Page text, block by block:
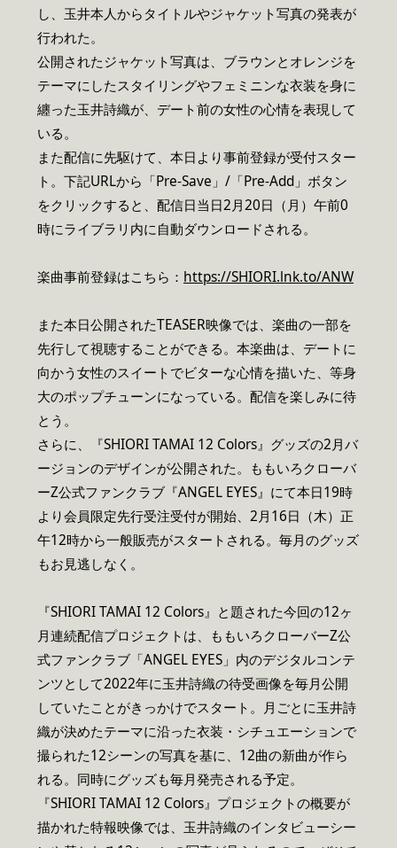
し、玉井本人からタイトルやジャケット写真の発表が
行われた。
公開されたジャケット写真は、ブラウンとオレンジを
テーマにしたスタイリングやフェミニンな衣装を身に
纏った玉井詩織が、デート前の女性の心情を表現して
いる。
また配信に先駆けて、本日より事前登録が受付スター
ト。下記URLから「Pre-Save」/「Pre-Add」ボタン
をクリックすると、配信日当日2月20日（月）午前0
時にライブラリ内に自動ダウンロードされる。
楽曲事前登録はこちら： https://SHIORI.lnk.to/ANW
また本日公開されたTEASER映像では、楽曲の一部を
先行して視聴することができる。本楽曲は、デートに
向かう女性のスイートでビターな心情を描いた、等身
大のポップチューンになっている。配信を楽しみに待
とう。
さらに、『SHIORI TAMAI 12 Colors』グッズの2月バ
ージョンのデザインが公開された。ももいろクローバ
ーZ公式ファンクラブ『ANGEL EYES』にて本日19時
より会員限定先行受注受付が開始、2月16日（木）正
午12時から一般販売がスタートされる。毎月のグッズ
もお見逃しなく。
『SHIORI TAMAI 12 Colors』と題された今回の12ヶ
月連続配信プロジェクトは、ももいろクローバーZ公
式ファンクラブ「ANGEL EYES」内のデジタルコンテ
ンツとして2022年に玉井詩織の待受画像を毎月公開
していたことがきっかけでスタート。月ごとに玉井詩
織が決めたテーマに沿った衣装・シチュエーションで
撮られた12シーンの写真を基に、12曲の新曲が作ら
れる。同時にグッズも毎月発売される予定。
『SHIORI TAMAI 12 Colors』プロジェクトの概要が
描かれた特報映像では、玉井詩織のインタビューシー